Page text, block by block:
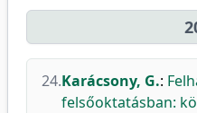
24.Karácsony, G.:
felsőoktatásban: